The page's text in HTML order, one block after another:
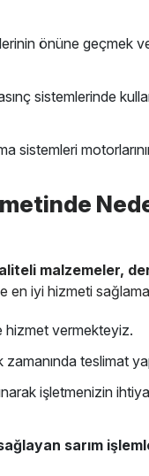
önüne geçmek
sistemlerinde
sistemleri
malzemeler,
en iyi hizmeti
hizmet vermekteyiz.
zamanında teslimat
işletmenizin
sarım